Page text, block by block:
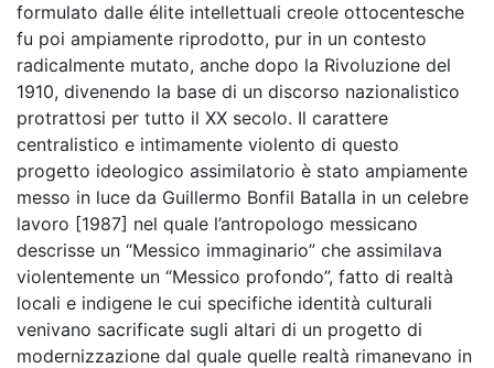
formulato dalle élite intellettuali creole ottocentesche
fu poi ampiamente riprodotto, pur in un contesto
radicalmente mutato, anche dopo la Rivoluzione del
1910, divenendo la base di un discorso nazionalistico
protrattosi per tutto il XX secolo. Il carattere
centralistico e intimamente violento di questo
progetto ideologico assimilatorio è stato ampiamente
messo in luce da Guillermo Bonfil Batalla in un celebre
lavoro [1987] nel quale l’antropologo messicano
descrisse un “Messico immaginario” che assimilava
violentemente un “Messico profondo”, fatto di realtà
locali e indigene le cui specifiche identità culturali
venivano sacrificate sugli altari di un progetto di
modernizzazione dal quale quelle realtà rimanevano in